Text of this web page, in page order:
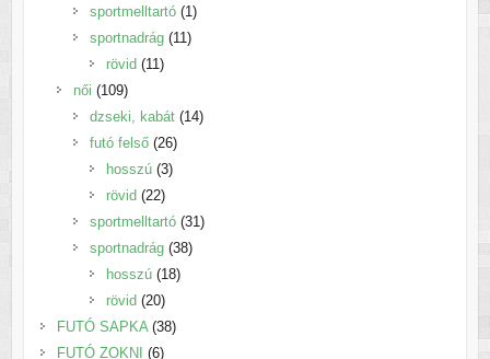
termék
sportmelltartó 1 1
termék
sportnadrág 11 11
rövid 11 11
női 109109
termék
dzseki, kabát 1414
futó felső 2626
termék
hosszú 33
rövid 2222
termék
sportmelltartó 31 31
sportnadrág 3838
hosszú 1818
rövid 2020
termék
FUTÓ SAPKA 3838
FUTÓ ZOKNI 66